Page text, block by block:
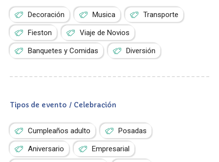
Decoración Musica Transporte
Fieston Viaje de Novios
Banquetes y Comidas Diversión
Tipos de evento / Celebración
Cumpleaños adulto Posadas
Aniversario Empresarial